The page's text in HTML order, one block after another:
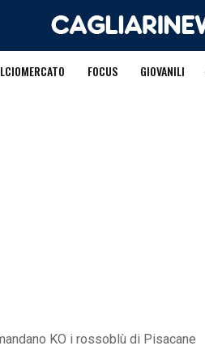
FOCUS GIOVANILI
KO i rossoblù di Pisacane